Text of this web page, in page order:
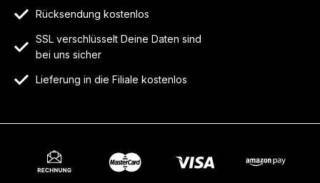
Rücksendung kostenlos
SSL verschlüsselt Deine Daten sind
bei uns sicher
Lieferung in die Filiale kostenlos